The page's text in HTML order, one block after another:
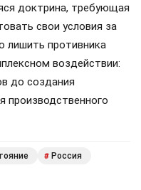
доктрина, требующая
свои условия за
лишить противника
воздействии:
до создания
производственного
# Россия